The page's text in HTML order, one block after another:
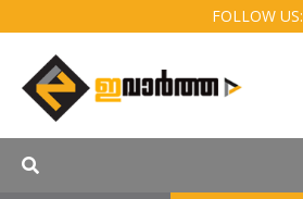
FOLLOW US: